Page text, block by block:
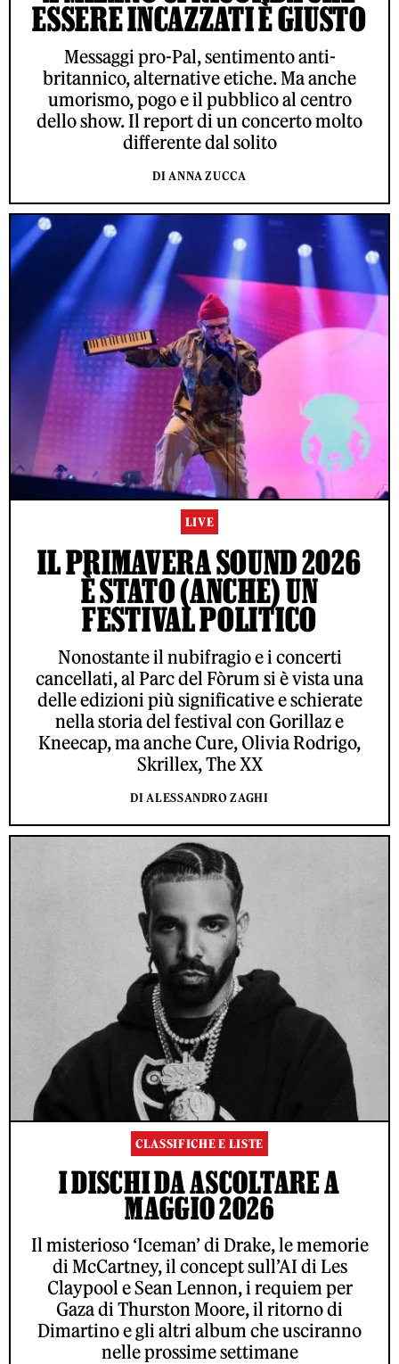
ESSERE INCAZZATI È GIUSTO
Messaggi pro-Pal, sentimento anti-
britannico, alternative etiche. Ma anche
umorismo, pogo e il pubblico al centro
dello show. Il report di un concerto molto
differente dal solito
DI ANNA ZUCCA
LIVE
IL PRIMAVERA SOUND 2026
È STATO (ANCHE) UN
FESTIVAL POLITICO
Nonostante il nubifragio e i concerti
cancellati, al Parc del Fòrum si è vista una
delle edizioni più significative e schierate
nella storia del festival con Gorillaz e
Kneecap, ma anche Cure, Olivia Rodrigo,
Skrillex, The XX
DI ALESSANDRO ZAGHI
CLASSIFICHE E LISTE
I DISCHI DA ASCOLTARE A
MAGGIO 2026
Il misterioso ‘Iceman’ di Drake, le memorie
di McCartney, il concept sull’AI di Les
Claypool e Sean Lennon, i requiem per
Gaza di Thurston Moore, il ritorno di
Dimartino e gli altri album che usciranno
nelle prossime settimane